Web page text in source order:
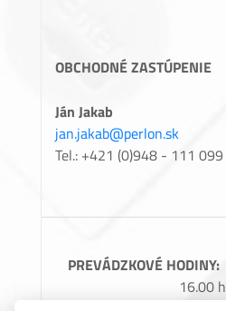
OBCHODNÉ ZASTÚPENIE
Ján Jakab
jan.jakab@perlon.sk
Tel.: +421 (0)948 - 111 099
PREVÁDZKOVÉ HODINY:
16.00 h